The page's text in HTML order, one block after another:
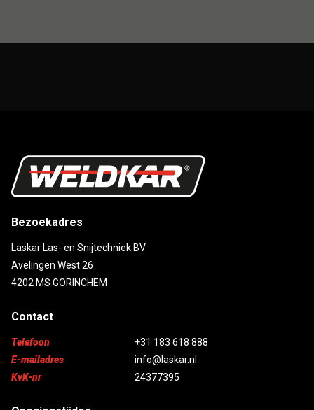
Bezoekadres
Laskar Las- en Snijtechniek BV
Avelingen West 26
4202 MS GORINCHEM
Contact
Telefoon
+31 183 618 888
E-mailadres
info@laskar.nl
KvK-nr
24377395